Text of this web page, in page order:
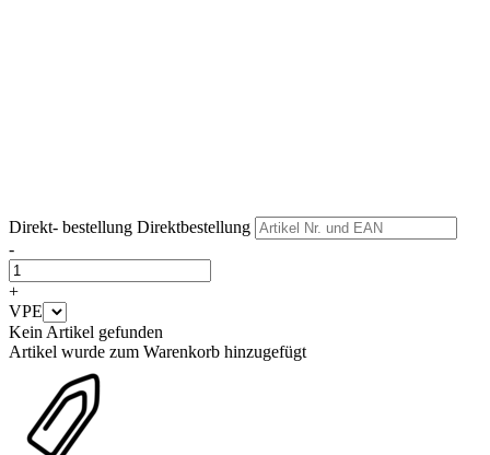
Direkt- bestellung Direktbestellung
-
+
VPE
Kein Artikel gefunden
Artikel wurde zum Warenkorb hinzugefügt